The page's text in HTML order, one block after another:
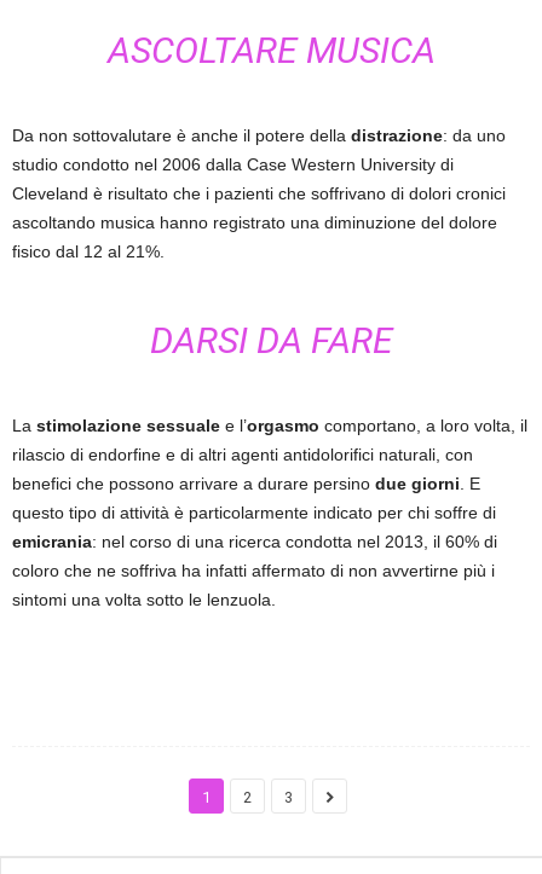
ASCOLTARE MUSICA
Da non sottovalutare è anche il potere della distrazione: da uno
studio condotto nel 2006 dalla Case Western University di
Cleveland è risultato che i pazienti che soffrivano di dolori cronici
ascoltando musica hanno registrato una diminuzione del dolore
fisico dal 12 al 21%.
DARSI DA FARE
La stimolazione sessuale e l’orgasmo comportano, a loro volta, il
rilascio di endorfine e di altri agenti antidolorifici naturali, con
benefici che possono arrivare a durare persino due giorni . E
questo tipo di attività è particolarmente indicato per chi soffre di
emicrania: nel corso di una ricerca condotta nel 2013, il 60% di
coloro che ne soffriva ha infatti affermato di non avvertirne più i
sintomi una volta sotto le lenzuola.
1 2 3